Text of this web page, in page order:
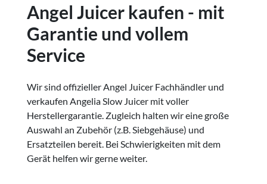
Angel Juicer kaufen - mit
Garantie und vollem
Service
Wir sind offizieller Angel Juicer Fachhändler und
verkaufen Angelia Slow Juicer mit voller
Herstellergarantie. Zugleich halten wir eine große
Auswahl an Zubehör (z.B. Siebgehäuse) und
Ersatzteilen bereit. Bei Schwierigkeiten mit dem
Gerät helfen wir gerne weiter.